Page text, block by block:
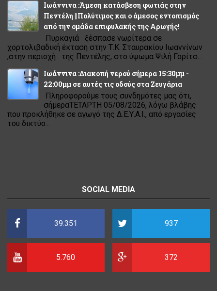
Ιωάννινα :Άμεση κατάσβεση φωτιάς στην
Πεντέλη ||Πολύτιμος και ο άμεσος εντοπισμός
από την ομάδα επιφυλακής της Αρωγής!
Πυρκαγιά ξέσπασε νωρίτερα σε
χορτολιβαδική έκταση στην Τ.Κ. Σταυρακίου Ιωαννίνων
,στην περιοχή της Πεντέλης, στο ύψωμα Ψιλή Γορίτσ...
Ιωάννινα :Διακοπή νερού σήμερα 15:30μμ -
22:00μμ σε αυτές τις οδούς στα Ζευγάρια
Πληροφορούμε τους συνδημότες μας ότι,
σήμεραΤΕΤΑΡΤΗ 05/08/2026, λόγω βλάβης
που προκλήθηκε σε αγωγό της Δ.Ε.Υ.Α.Ι., από εργασίες
του δικτύο...
SOCIAL MEDIA
39.351 937
5.760 372